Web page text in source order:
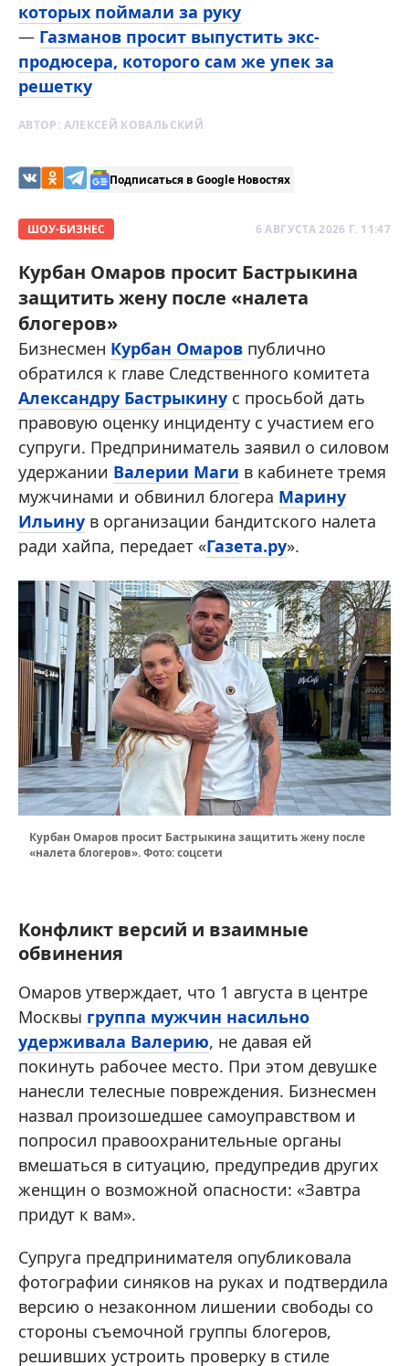
которых поймали за руку
— Газманов просит выпустить экс-
продюсера, которого сам же упек за
решетку
АВТОР: АЛЕКСЕЙ КОВАЛЬСКИЙ
Подписаться в Google Новостях
ШОУ-БИЗНЕС 6 АВГУСТА 2026 Г. 11:47
Курбан Омаров просит Бастрыкина
защитить жену после «налета
блогеров»
Бизнесмен Курбан Омаров публично
обратился к главе Следственного комитета
Александру Бастрыкину с просьбой дать
правовую оценку инциденту с участием его
супруги. Предприниматель заявил о силовом
удержании Валерии Маги в кабинете тремя
мужчинами и обвинил блогера Марину
Ильину в организации бандитского налета
ради хайпа, передает «Газета.ру».
Курбан Омаров просит Бастрыкина защитить жену после
«налета блогеров». Фото: соцсети
Конфликт версий и взаимные
обвинения
Омаров утверждает, что 1 августа в центре
Москвы группа мужчин насильно
удерживала Валерию, не давая ей
покинуть рабочее место. При этом девушке
нанесли телесные повреждения. Бизнесмен
назвал произошедшее самоуправством и
попросил правоохранительные органы
вмешаться в ситуацию, предупредив других
женщин о возможной опасности: «Завтра
придут к вам».
Супруга предпринимателя опубликовала
фотографии синяков на руках и подтвердила
версию о незаконном лишении свободы со
стороны съемочной группы блогеров,
решивших устроить проверку в стиле